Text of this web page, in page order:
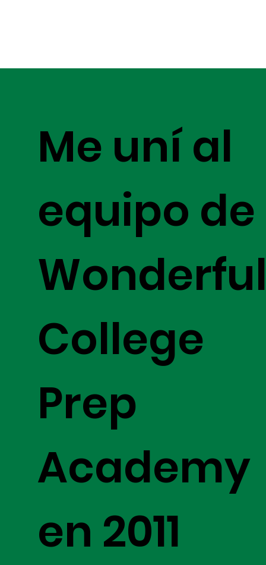
Me uní al
equipo de
College
Prep
Academy
en 2011